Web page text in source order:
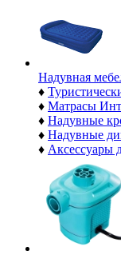
Надувная
♦
♦ Матрасы
♦ Надувные
♦ Надувные
♦ Аксессуары